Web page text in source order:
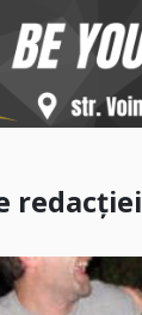
redacției